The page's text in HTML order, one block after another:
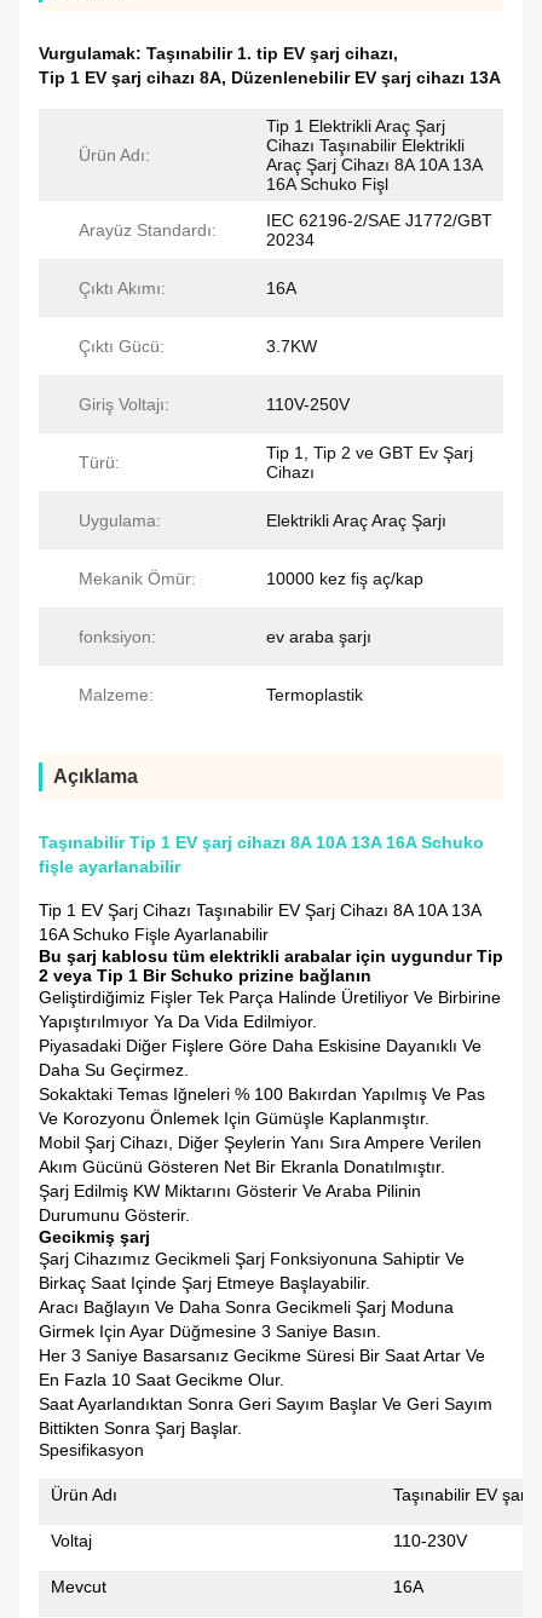
Vurgulamak: Taşınabilir 1. tip EV şarj cihazı,
Tip 1 EV şarj cihazı 8A, Düzenlenebilir EV şarj cihazı 13A
Ürün Adı:
Tip 1 Elektrikli Araç Şarj
Cihazı Taşınabilir Elektrikli
Araç Şarj Cihazı 8A 10A 13A
16A Schuko Fişl
Arayüz Standardı:
IEC 62196-2/SAE J1772/GBT
20234
Çıktı Akımı: 16A
Çıktı Gücü: 3.7KW
Giriş Voltajı: 110V-250V
Türü:
Tip 1, Tip 2 ve GBT Ev Şarj
Cihazı
Uygulama: Elektrikli Araç Araç Şarjı
Mekanik Ömür: 10000 kez fiş aç/kap
fonksiyon: ev araba şarjı
Malzeme: Termoplastik
Açıklama
Taşınabilir Tip 1 EV şarj cihazı 8A 10A 13A 16A Schuko
fişle ayarlanabilir
Tip 1 EV Şarj Cihazı Taşınabilir EV Şarj Cihazı 8A 10A 13A
16A Schuko Fişle Ayarlanabilir
Bu şarj kablosu tüm elektrikli arabalar için uygundur Tip
2 veya Tip 1 Bir Schuko prizine bağlanın
Geliştirdiğimiz Fişler Tek Parça Halinde Üretiliyor Ve Birbirine
Yapıştırılmıyor Ya Da Vida Edilmiyor.
Piyasadaki Diğer Fişlere Göre Daha Eskisine Dayanıklı Ve
Daha Su Geçirmez.
Sokaktaki Temas Iğneleri % 100 Bakırdan Yapılmış Ve Pas
Ve Korozyonu Önlemek Için Gümüşle Kaplanmıştır.
Mobil Şarj Cihazı, Diğer Şeylerin Yanı Sıra Ampere Verilen
Akım Gücünü Gösteren Net Bir Ekranla Donatılmıştır.
Şarj Edilmiş KW Miktarını Gösterir Ve Araba Pilinin
Durumunu Gösterir.
Gecikmiş şarj
Şarj Cihazımız Gecikmeli Şarj Fonksiyonuna Sahiptir Ve
Birkaç Saat Içinde Şarj Etmeye Başlayabilir.
Aracı Bağlayın Ve Daha Sonra Gecikmeli Şarj Moduna
Girmek Için Ayar Düğmesine 3 Saniye Basın.
Her 3 Saniye Basarsanız Gecikme Süresi Bir Saat Artar Ve
En Fazla 10 Saat Gecikme Olur.
Saat Ayarlandıktan Sonra Geri Sayım Başlar Ve Geri Sayım
Bittikten Sonra Şarj Başlar.
Spesifikasyon
Ürün Adı Taşınabilir EV şarj
Voltaj 110-230V
Mevcut 16A